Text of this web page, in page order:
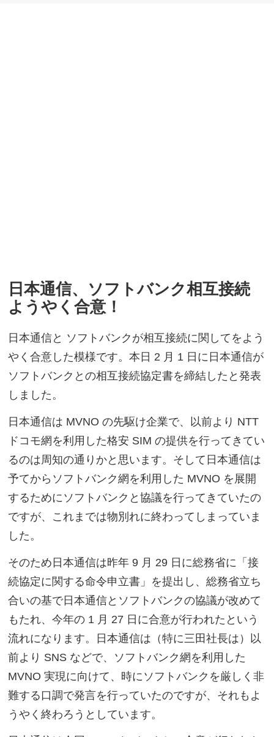
日本通信、ソフトバンク相互接続
ようやく合意！
日本通信と ソフトバンクが相互接続に関してをよう
やく合意した模様です。本日 2 月 1 日に日本通信が
ソフトバンクとの相互接続協定書を締結したと発表
しました。
日本通信は MVNO の先駆け企業で、以前より NTT
ドコモ網を利用した格安 SIM の提供を行ってきてい
るのは周知の通りかと思います。そして日本通信は
予てからソフトバンク網を利用した MVNO を展開
するためにソフトバンクと協議を行ってきていたの
ですが、これまでは物別れに終わってしまっていま
した。
そのため日本通信は昨年 9 月 29 日に総務省に「接
続協定に関する命令申立書」を提出し、総務省立ち
合いの基で日本通信とソフトバンクの協議が改めて
もたれ、今年の 1 月 27 日に合意が行われたという
流れになります。日本通信は（特に三田社長は）以
前より SNS などで、ソフトバンク網を利用した
MVNO 実現に向けて、時にソフトバンクを厳しく非
難する口調で発言を行っていたのですが、それもよ
うやく終わろうとしています。